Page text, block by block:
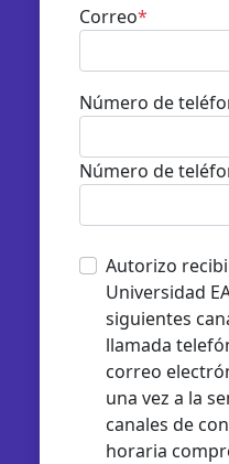
Correo*
Número de
Número de
Autorizo
Universidad
siguientes
llamada
correo
una vez a la
canales de
horaria